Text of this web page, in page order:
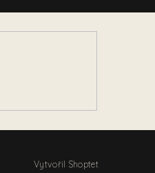
Vytvořil Shoptet